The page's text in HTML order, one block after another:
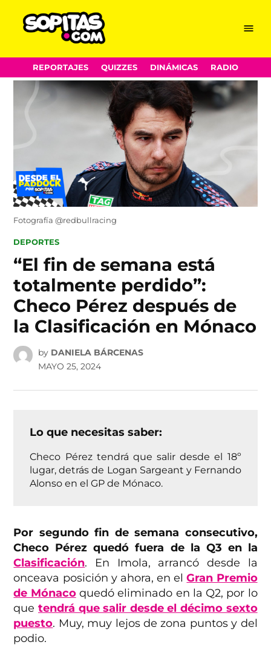
Skip
to
content
Menu
REPORTAJES QUIZZES DINÁMICAS RADIO
Fotografía @redbullracing
POSTED
DEPORTES
“El fin de semana está
totalmente perdido”:
Checo Pérez después de
la Clasificación en Mónaco
by DANIELA BÁRCENAS
MAYO 25, 2024
Lo que necesitas saber:
Checo Pérez tendrá que salir desde el 18º
lugar, detrás de Logan Sargeant y Fernando
Alonso en el GP de Mónaco.
Por segundo fin de semana consecutivo,
Checo Pérez quedó fuera de la Q3 en la
Clasificación. En Imola, arrancó desde la
onceava posición y ahora, en elGran Premio
de Mónacoquedó eliminado en la Q2, por lo
quetendrá que salir desde el décimo sexto
puesto. Muy, muy lejos de zona puntos y del
podio.